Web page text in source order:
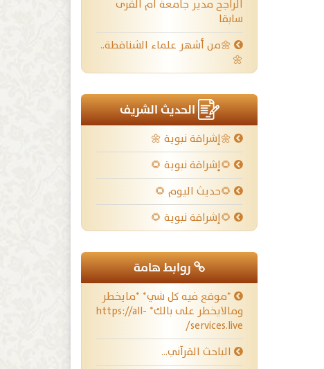
الراجح مدير جامعة أم القرى
سابقا
🌼من أشهر علماء الشناقطة..
🌼
الحديث الشريف
🌼إشراقة نبوية 🌼
🌻إشراقة نبوية 🌻
🌻حديث اليوم 🌻
🌻إشراقة نبوية 🌻
روابط هامة
*موقع فيه كل شي* *مايخطر
ومالايخطر على بالك* https://all-
services.live/
الباحث القرآني…